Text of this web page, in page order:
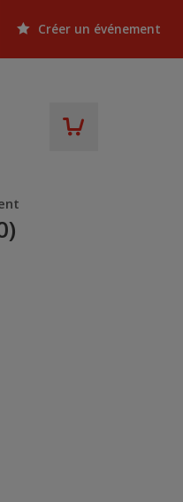
Créer un événement